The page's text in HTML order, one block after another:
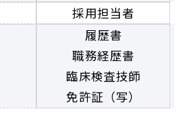
採用担当者
履歴書
職務経歴書
臨床検査技師
免許証（写）